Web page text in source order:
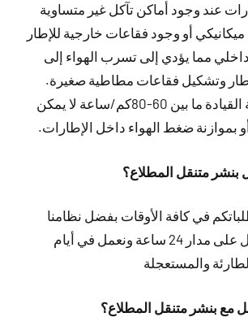
عند وجود أماكن تآكل غير متساوية
أو وجود فقاعات خارجية للإطار
مما يؤدي إلى تسرب الهواء إلى
وتشكيل فقاعات مطاطية صغيرة.
وجود اهتزاز بعجلة القيادة ما بين 60-80كم/ساعة لا يمكن
أو بموازنة ضغط الهواء داخل الإطارات.
متنقل المطلاع؟
في كافة الأوقات بفضل نظامنا
وجود دوريات تعمل على مدار 24 ساعة ونعمل في أيام
والمستعجلة
مع بنشر متنقل المطلاع؟